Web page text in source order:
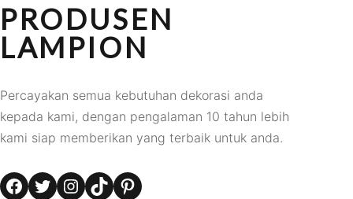
PRODUSEN
LAMPION
Percayakan semua kebutuhan dekorasi anda
kepada kami, dengan pengalaman 10 tahun lebih
kami siap memberikan yang terbaik untuk anda.
Facebook Twitter Instagram TikTok Pinterest